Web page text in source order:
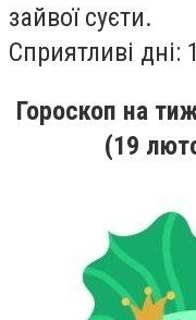
зайвої суєти.
Сприятливi днi:
Гороскоп на
(19